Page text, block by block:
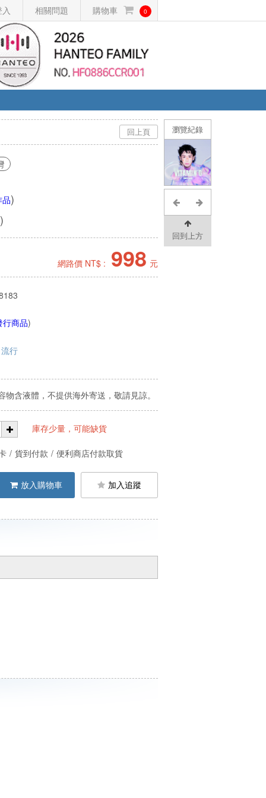
相關問題 購物車 0
瀏覽紀錄
回到上方
回上頁
)
網路價 NT$ : 998 元
行商品)
流行
物含液體，不提供海外寄送，敬請見諒。
庫存少量，可能缺貨
/ 貨到付款 / 便利商店付款取貨
放入購物車 加入追蹤